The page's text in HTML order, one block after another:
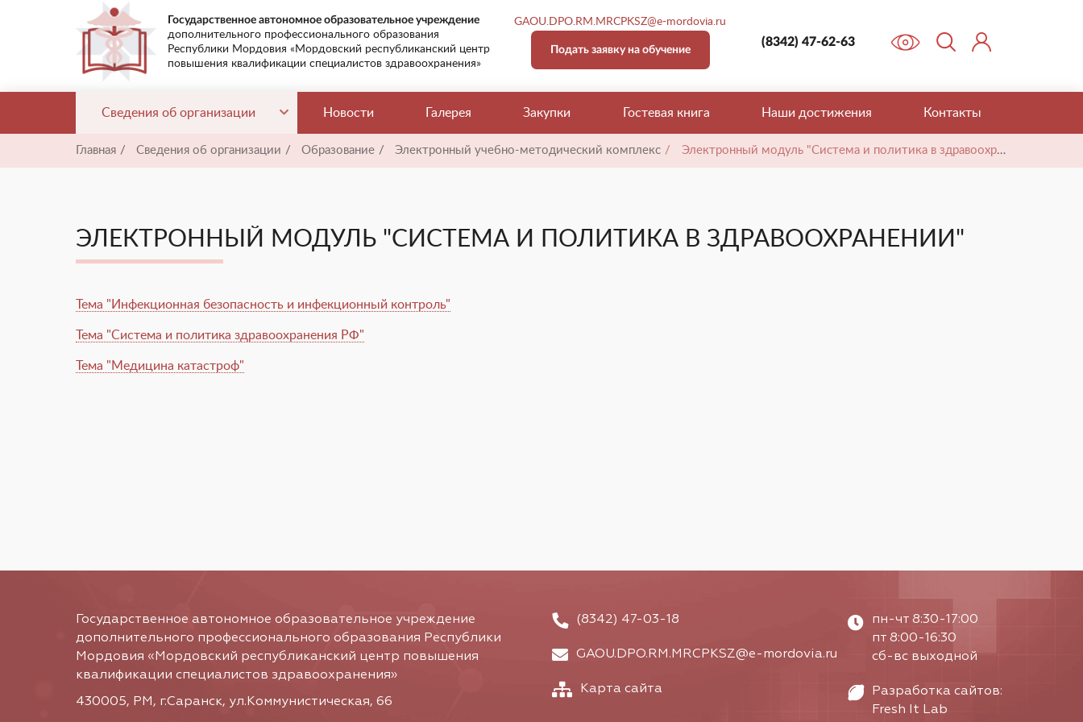
Государственное автономное образовательное учреждение
дополнительного профессионального образования
Республики Мордовия «Мордовский республиканский центр
повышения квалификации специалистов здравоохранения»
GAOU.DPO.RM.MRCPKSZ@e-mordovia.ru
Подать заявку на обучение
(8342) 47-62-63
Галерея
Контакты
Сведения об организации Новости Галерея Закупки Гостевая книга Наши достижения Контакты
Главная / Сведения об организации / Образование / Электронный учебно-методический комплекс / Электронный модуль "Система и политика в здравоохранении"
ЭЛЕКТРОННЫЙ МОДУЛЬ "СИСТЕМА И ПОЛИТИКА В ЗДРАВООХРАНЕНИИ"
Тема "Инфекционная безопасность и инфекционный контроль"
Тема "Система и политика здравоохранения РФ"
Тема "Медицина катастроф"
Государственное автономное образовательное учреждение
дополнительного профессионального образования Республики
Мордовия «Мордовский республиканский центр повышения
квалификации специалистов здравоохранения»
430005, РМ, г.Саранск, ул.Коммунистическая, 66
(8342) 47-03-18
GAOU.DPO.RM.MRCPKSZ@e-mordovia.ru
Карта сайта
пн-чт 8:30-17:00
пт 8:00-16:30
сб-вс выходной
Разработка сайтов:
Fresh It Lab